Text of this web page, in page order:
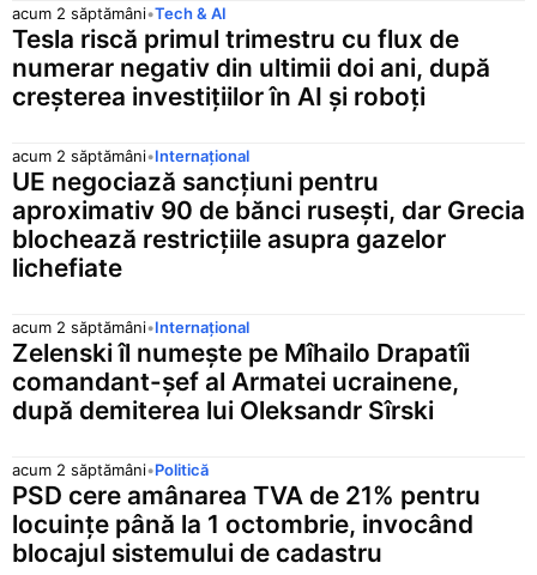
Ringgit malaysian
NOK
Coroană norvegiană
0,4533 lei ▲ 0,0002
PHP
Peso filipinez
0,0734 lei
PLN
Zlot polonez
1,1940 lei ▲ 0,0024
Dinar sârbesc
RUB
Rublă rusă
0,0551 lei —
SGD
Dolar singaporez
3,4357 lei ▲ 0,0003
THB
acum 2 săptămâni•Tech & AI
Tesla riscă primul trimestru cu flux de
numerar negativ din ultimii doi ani, după
creșterea investițiilor în AI și roboți
acum 2 săptămâni•Internațional
UE negociază sancțiuni pentru
aproximativ 90 de bănci rusești, dar Grecia
blochează restricțiile asupra gazelor
lichefiate
acum 2 săptămâni•Internațional
Zelenski îl numește pe Mîhailo Drapatîi
comandant-șef al Armatei ucrainene,
după demiterea lui Oleksandr Sîrski
acum 2 săptămâni•Politică
PSD cere amânarea TVA de 21% pentru
locuințe până la 1 octombrie, invocând
blocajul sistemului de cadastru